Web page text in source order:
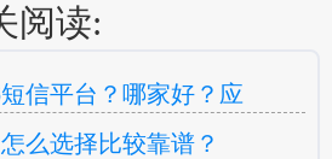
阅读:
信平台？哪家好？应
么选择比较靠谱？